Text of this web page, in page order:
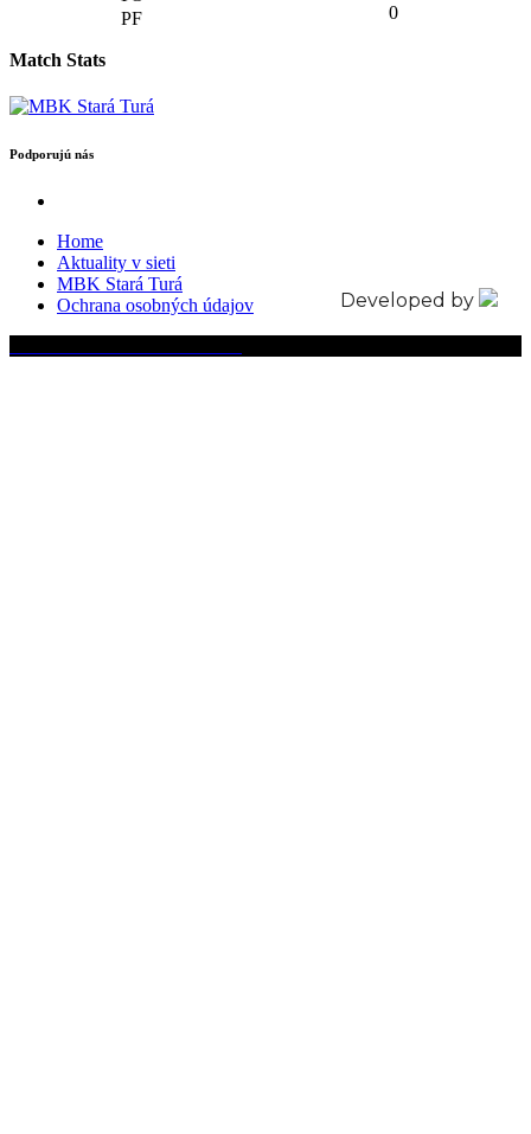
0
Match Stats
Podporujú nás
Home
Aktuality v sieti
MBK Stará Turá
Ochrana osobných údajov
Developed by